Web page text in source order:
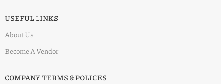
USEFUL LINKS
About Us
Become A Vendor
COMPANY TERMS & POLICES